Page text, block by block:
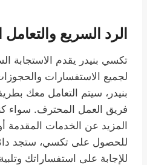
الرد السريع
تكسي بنيدر يقدم الاستجابة
لجميع الاستفسارات
بنيدر، سيتم التعامل معك
فريق العمل المحترف. سواء
المزيد عن الخدمات المقدمة
للحصول على تكسي، ستجد
للإجابة على استفساراتك